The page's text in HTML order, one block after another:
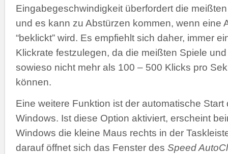
Eingabegeschwindigkeit überfordert die
und es kann zu Abstürzen kommen, wenn eine
“beklickt” wird. Es empfiehlt sich daher, immer
Klickrate festzulegen, da die meißten Spiele
sowieso nicht mehr als 100 – 500 Klicks pro
können.
Eine weitere Funktion ist der automatische Start
Windows. Ist diese Option aktiviert, erscheint
Windows die kleine Maus rechts in der
darauf öffnet sich das Fenster des Speed